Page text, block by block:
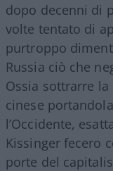
dopo decenni di
volte tentato di
purtroppo
Russia ciò che
Ossia sottrarre la
cinese
l’Occidente,
Kissinger fecero
porte del